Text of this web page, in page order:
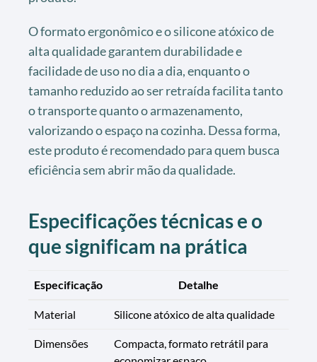
O formato ergonômico e o silicone atóxico de
alta qualidade garantem durabilidade e
facilidade de uso no dia a dia, enquanto o
tamanho reduzido ao ser retraída facilita tanto
o transporte quanto o armazenamento,
valorizando o espaço na cozinha. Dessa forma,
este produto é recomendado para quem busca
eficiência sem abrir mão da qualidade.
Especificações técnicas e o
que significam na prática
Especificação Detalhe
Material Silicone atóxico de alta qualidade
Dimensões
Compacta, formato retrátil para